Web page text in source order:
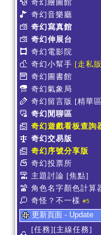
奇幻繪圖館
奇幻音樂廳
奇幻寫真館
奇幻伸展台
奇幻電影院
奇幻小幫手 [走私
奇幻圖書館
奇幻氣象局
奇幻留言版 [精華
奇幻閒聊區
奇幻遊戲看板查詢
奇幻交易版
奇幻序號分享版
奇幻投票所
主題討論 [焦點]
角色名字顏色計算
奇怪？不一樣 #5
更新頁面 - Update
[任務][主線任務]